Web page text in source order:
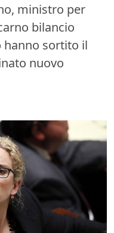
ministro per
bilancio
hanno sortito il
nuovo